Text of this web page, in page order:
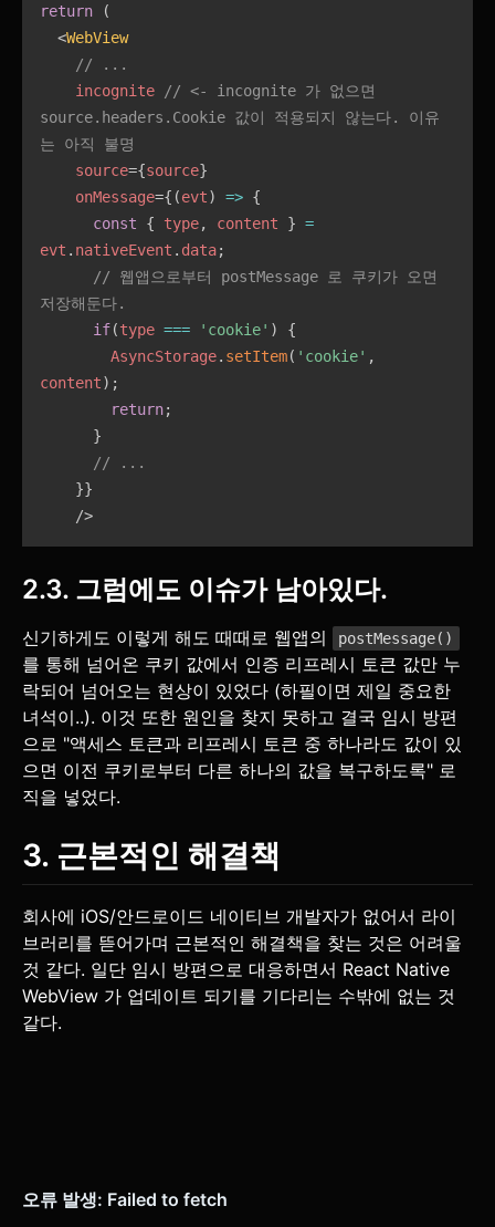
return
(
<WebView
// ...
incognite
// <- incognite 가 없으면
source.headers.Cookie 값이 적용되지 않는다. 이유
는 아직 불명
source={source}
onMessage={ (evt) => {
const
{ type, content } =
evt . nativeEvent . data;
// 웹앱으로부터 postMessage 로 쿠키가 오면
저장해둔다.
if(type === 'cookie' )
{
        AsyncStorage
. setItem( 'cookie' ,
content) ;
return;
}
// ...
}}
/>
2.3. 그럼에도 이슈가 남아있다.
신기하게도 이렇게 해도 때때로 웹앱의 postMessage()
를 통해 넘어온 쿠키 값에서 인증 리프레시 토큰 값만 누
락되어 넘어오는 현상이 있었다 (하필이면 제일 중요한
녀석이..). 이것 또한 원인을 찾지 못하고 결국 임시 방편
으로 "액세스 토큰과 리프레시 토큰 중 하나라도 값이 있
으면 이전 쿠키로부터 다른 하나의 값을 복구하도록" 로
직을 넣었다.
3. 근본적인 해결책
회사에 iOS/안드로이드 네이티브 개발자가 없어서 라이
브러리를 뜯어가며 근본적인 해결책을 찾는 것은 어려울
것 같다. 일단 임시 방편으로 대응하면서 React Native
WebView 가 업데이트 되기를 기다리는 수밖에 없는 것
같다.